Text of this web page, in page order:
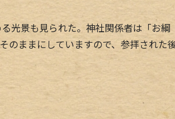
光景も見られた。神社関係者は「お綱
のままにしていますので、参拝された